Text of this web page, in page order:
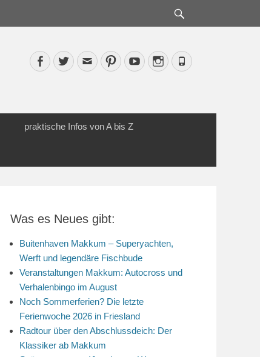
Facebook
TwitterEmailPinterestYouTubeInstagram
Phone
praktische Infos von A bis Z
Was es Neues gibt:
Buitenhaven Makkum – Superyachten,
Werft und legendäre Fischbude
Veranstaltungen Makkum: Autocross und
Verhalenbingo im August
Noch Sommerferien? Die letzte
Ferienwoche 2026 in Friesland
Radtour über den Abschlussdeich: Der
Klassiker ab Makkum